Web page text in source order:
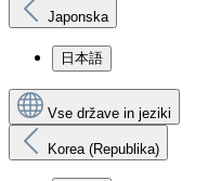
Japonska
日本語
Vse države in jeziki
Korea (Republika)